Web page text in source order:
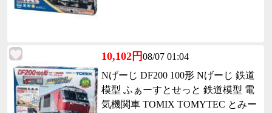
10,102円08/07 01:04
Nげーじ DF200 100形 Nげーじ 鉄道
模型 ふぁーすとせっと 鉄道模型 電
気機関車 TOMIX TOMYTEC とみー